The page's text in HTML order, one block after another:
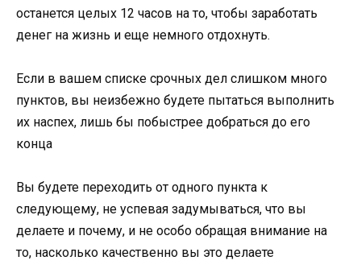
останется целых 12 часов на то, чтобы заработать
денег на жизнь и еще немного отдохнуть.
Если в вашем списке срочных дел слишком много
пунктов, вы неизбежно будете пытаться выполнить
их наспех, лишь бы побыстрее добраться до его
конца
Вы будете переходить от одного пункта к
следующему, не успевая задумываться, что вы
делаете и почему, и не особо обращая внимание на
то, насколько качественно вы это делаете